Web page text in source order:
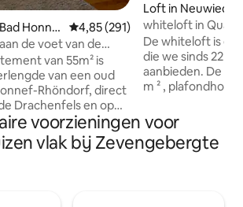
Honne
Gemiddelde beoordeling van
4,85 (291)
de voet van de
van 55m² is
van een oud
Rhöndorf, direct
Drachenfels en op
meter van de Rijn.
verlaat,
op de
Loft in Neuwied
whiteloft in
De whiteloft is
die we sinds 22
aanbieden. De
m ² , plafondhoogte
en wonen.
slakkendouche en Echte
laten niets te
voorzieningen voor
vlak bij Zevengebergte